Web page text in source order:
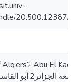
20.500.12387/
Abu El